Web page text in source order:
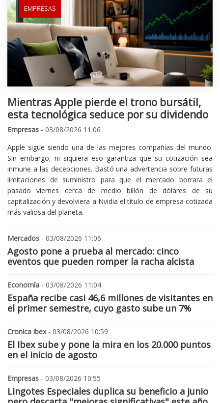
EMPRESAS
Mientras Apple pierde el trono bursátil,
esta tecnológica seduce por su dividendo
Empresas - 03/08/2026 11:06
Apple sigue siendo una de las mejores compañías del mundo.
Sin embargo, ni siquiera eso garantiza que su cotización sea
inmune a las decepciones. Bastó una advertencia sobre futuras
limitaciones de suministro para que el mercado borrara el
pasado viernes cerca de medio billón de dólares de su
capitalización y devolviera a Nvidia el título de empresa cotizada
más valiosa del planeta.
Mercados - 03/08/2026 11:06
Agosto pone a prueba al mercado: cinco
eventos que pueden romper la racha alcista
Economía - 03/08/2026 11:04
España recibe casi 46,6 millones de visitantes en
el primer semestre, cuyo gasto sube un 7%
Cronica ibex- 03/08/2026 10:59
El Ibex sube y pone la mira en los 20.000 puntos
en el inicio de agosto
Empresas - 03/08/2026 10:55
Lingotes Especiales duplica su beneficio a junio